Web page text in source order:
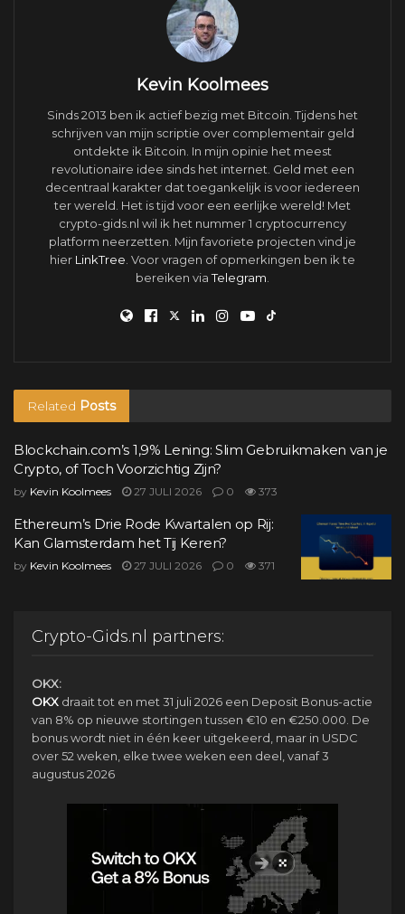
Kevin Koolmees
Sinds 2013 ben ik actief bezig met Bitcoin. Tijdens het
schrijven van mijn scriptie over complementair geld
ontdekte ik Bitcoin. In mijn opinie het meest
revolutionaire idee sinds het internet. Geld met een
decentraal karakter dat toegankelijk is voor iedereen
ter wereld. Het is tijd voor een eerlijke wereld! Met
crypto-gids.nl wil ik het nummer 1 cryptocurrency
platform neerzetten. Mijn favoriete projecten vind je
hier LinkTree. Voor vragen of opmerkingen ben ik te
bereiken viaTelegram.
Related Posts
Blockchain.com’s 1,9% Lening: Slim Gebruikmaken van je
Crypto, of Toch Voorzichtig Zijn?
by Kevin Koolmees 27 JULI 2026 0 373
Ethereum’s Drie Rode Kwartalen op Rij:
Kan Glamsterdam het Tij Keren?
by Kevin Koolmees 27 JULI 2026 0 371
Crypto-Gids.nl partners:
OKX:
OKX draait tot en met 31 juli 2026 een Deposit Bonus-actie
van 8% op nieuwe stortingen tussen €10 en €250.000. De
bonus wordt niet in één keer uitgekeerd, maar in USDC
over 52 weken, elke twee weken een deel, vanaf 3
augustus 2026